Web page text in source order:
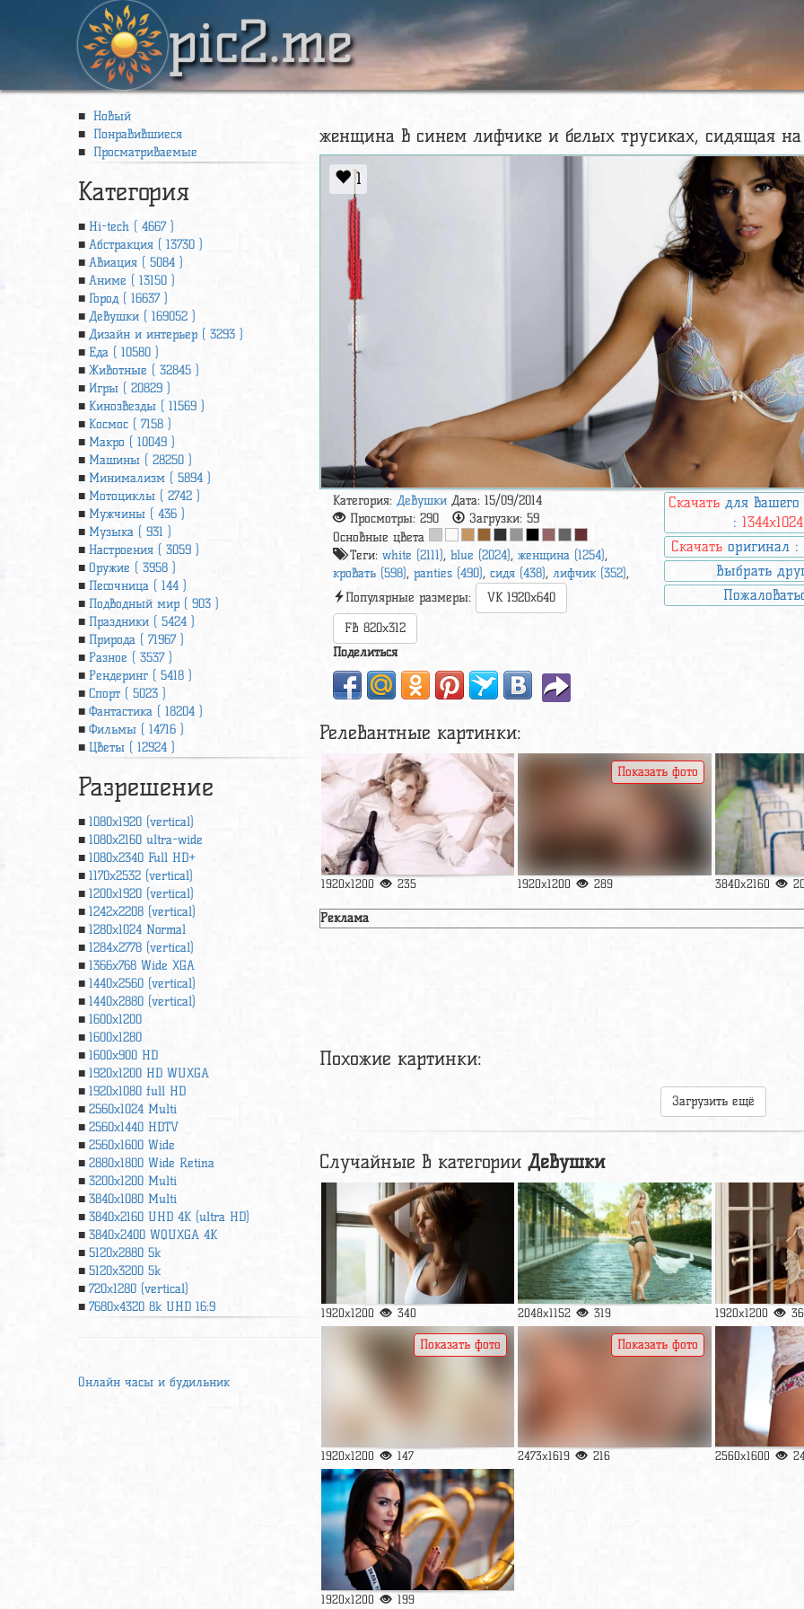
pic2.me
Новый
Понравившиеся
Просматриваемые
Категория
Hi-tech ( 4667 )
Абстракция ( 13730 )
Авиация ( 5084 )
Аниме ( 13150 )
Город ( 16637 )
Девушки ( 169052 )
Дизайн и интерьер ( 3293 )
Еда ( 10580 )
Животные ( 32845 )
Игры ( 20829 )
Кинозвезды ( 11569 )
Космос ( 7158 )
Макро ( 10049 )
Машины ( 28250 )
Минимализм ( 5894 )
Мотоциклы ( 2742 )
Мужчины ( 436 )
Музыка ( 931 )
Настроения ( 3059 )
Оружие ( 3958 )
Песочница ( 144 )
Подводный мир ( 903 )
Праздники ( 5424 )
Природа ( 71967 )
Разное ( 3537 )
Рендеринг ( 5418 )
Спорт ( 5023 )
Фантастика ( 18204 )
Фильмы ( 14716 )
Цветы ( 12924 )
Разрешение
1080x1920 (vertical)
1080x2160 ultra-wide
1080x2340 Full HD+
1170x2532 (vertical)
1200x1920 (vertical)
1242x2208 (vertical)
1280x1024 Normal
1284x2778 (vertical)
1366х768 Wide XGA
1440x2560 (vertical)
1440x2880 (vertical)
1600x1200
1600x1280
1600x900 HD
1920x1200 HD WUXGA
1920х1080 full HD
2560x1024 Multi
2560x1440 HDTV
2560x1600 Wide
2880x1800 Wide Retina
3200x1200 Multi
3840x1080 Multi
3840x2160 UHD 4К (ultra HD)
3840x2400 WQUXGA 4K
5120x2880 5k
5120x3200 5k
720x1280 (vertical)
7680x4320 8k UHD 16:9
Онлайн часы и будильник
женщина в синем лифчике и белых трусиках, сидящая на
1
Категория:Девушки Дата: 15/09/2014
Просмотры:290 Загрузки:59
Основные цвета
Теги:white (2111),blue (2024),женщина (1254),
кровать (598),panties (490),сидя (438),лифчик (352),
Популярные размеры:
VK 1920x640
FB 820x312
Скачать для
:1344x1024
Скачать оригинал :
Выбрать
Поделиться
Релевантные картинки:
1920x1200 235 1920x1200 289
Показать фото
3840x2160
Реклама
Похожие картинки:
Загрузить ещё
Случайные в категорииДевушки
1920x1200 340 2048x1152 319 1920x1200
1920x1200 147
Показать фото
2473x1619 216
Показать фото
2560x1600
1920x1200 199